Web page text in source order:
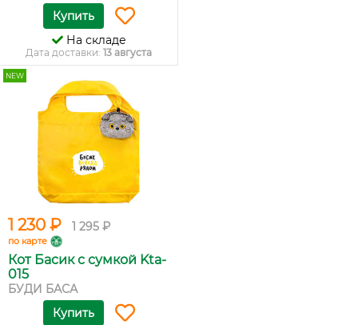
Купить
На складе
Дата доставки: 13 августа
NEW
1 230 ₽ 1 295 ₽
по карте
Кот Басик с сумкой Kta-
015
БУДИ БАСА
Купить